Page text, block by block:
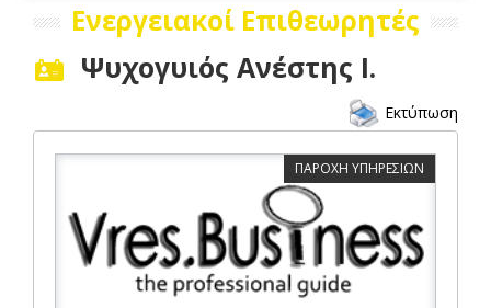
Ενεργειακοί Επιθεωρητές
Ψυχογυιός Ανέστης Ι.
Εκτύπωση
ΠΑΡΟΧΗ ΥΠΗΡΕΣΙΩΝ